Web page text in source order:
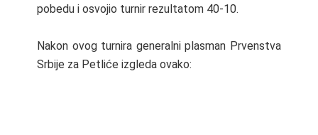
pobedu i osvojio turnir rezultatom 40-10.
Nakon ovog turnira generalni plasman Prvenstva
Srbije za Petliće izgleda ovako: